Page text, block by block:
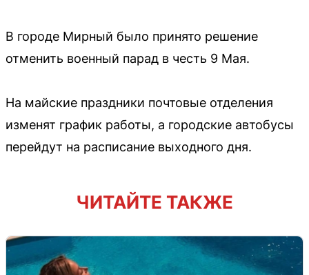
В городе Мирный было принято решение
отменить военный парад в честь 9 Мая.
На майские праздники почтовые отделения
изменят график работы, а городские автобусы
перейдут на расписание выходного дня.
ЧИТАЙТЕ ТАКЖЕ